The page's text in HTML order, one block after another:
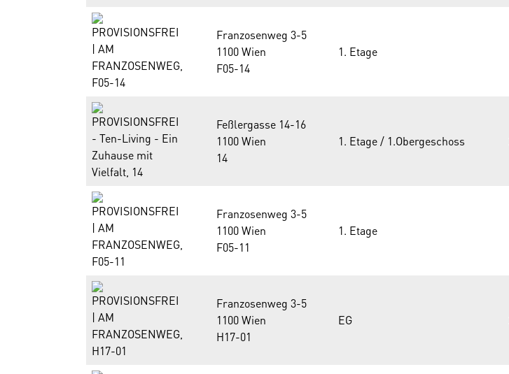
Franzosenweg 3-5
1100 Wien
F05-14
1. Etage
Feßlergasse 14-16
1100 Wien
14
1. Etage / 1.Obergeschoss
Franzosenweg 3-5
1100 Wien
F05-11
1. Etage
Franzosenweg 3-5
1100 Wien
H17-01
EG